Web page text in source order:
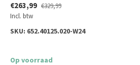
€263,99 €329,99
Incl. btw
SKU: 652.40125.020-W24
Op voorraad